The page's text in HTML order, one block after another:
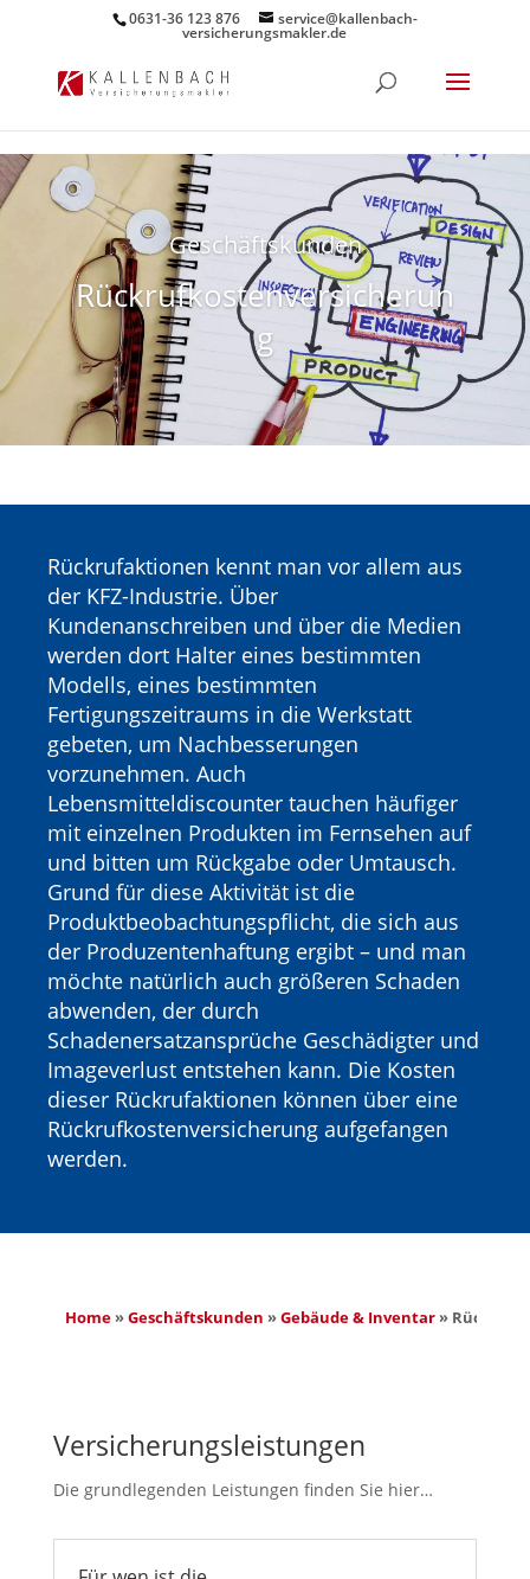
0631-36 123 876 service@kallenbach-
versicherungsmakler.de
Geschäftskunden
Rückrufkostenversicherun
g
Rückrufaktionen kennt man vor allem aus
der KFZ-Industrie. Über
Kundenanschreiben und über die Medien
werden dort Halter eines bestimmten
Modells, eines bestimmten
Fertigungszeitraums in die Werkstatt
gebeten, um Nachbesserungen
vorzunehmen. Auch
Lebensmitteldiscounter tauchen häufiger
mit einzelnen Produkten im Fernsehen auf
und bitten um Rückgabe oder Umtausch.
Grund für diese Aktivität ist die
Produktbeobachtungspflicht, die sich aus
der Produzentenhaftung ergibt – und man
möchte natürlich auch größeren Schaden
abwenden, der durch
Schadenersatzansprüche Geschädigter und
Imageverlust entstehen kann. Die Kosten
dieser Rückrufaktionen können über eine
Rückrufkostenversicherung aufgefangen
werden.
Home » Geschäftskunden » Gebäude & Inventar »
Versicherungsleistungen
Die grundlegenden Leistungen finden Sie hier…